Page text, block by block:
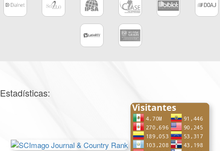
Estadísticas: